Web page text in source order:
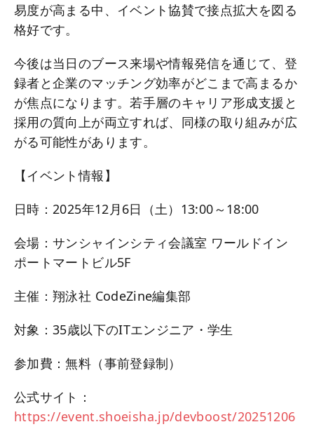
易度が高まる中、イベント協賛で接点拡大を図る
格好です。
今後は当日のブース来場や情報発信を通じて、登
録者と企業のマッチング効率がどこまで高まるか
が焦点になります。若手層のキャリア形成支援と
採用の質向上が両立すれば、同様の取り組みが広
がる可能性があります。
【イベント情報】
日時：2025年12月6日（土）13:00～18:00
会場：サンシャインシティ会議室 ワールドイン
ポートマートビル5F
主催：翔泳社 CodeZine編集部
対象：35歳以下のITエンジニア・学生
参加費：無料（事前登録制）
公式サイト：
https://event.shoeisha.jp/devboost/20251206